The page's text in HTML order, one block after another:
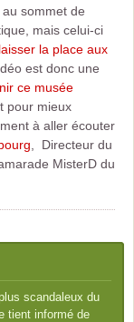
sommet de
mais celui-ci
la place aux
est donc une
ce musée
pour mieux
à aller écouter
, Directeur du
MisterD du
scandaleux du
tient informé de